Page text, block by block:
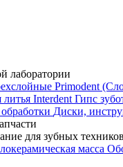
лаборатории
Primodent
Interdent Гипс
Диски,
для зубных техников
масса